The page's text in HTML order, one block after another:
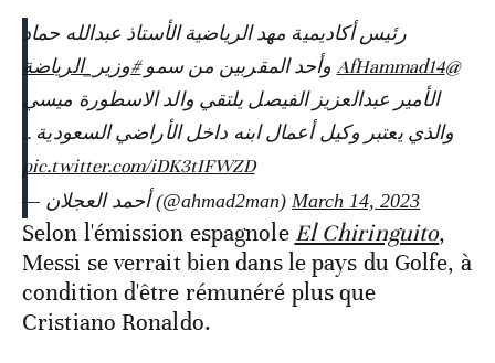
رئيس أكاديمية مهد الرياضية الأستاذ عبدالله حماد
@AfHammad14
وأحد المقربين من سمو#وزير_الرياضة
الأمير عبدالعزيز الفيصل يلتقي والد الاسطورة ميسي
والذي يعتبر وكيل أعمال ابنه داخل الأراضي السعودية ..
pic.twitter.com/iDK3tIFWZD
— أحمد العجلان (@ahmad2man) March 14, 2023
Selon l'émission espagnole El Chiringuito,
Messi se verrait bien dans le pays du Golfe, à
condition d'être rémunéré plus que
Cristiano Ronaldo.